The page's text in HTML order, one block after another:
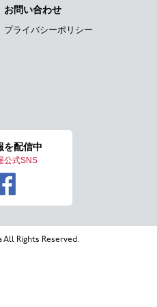
お問い合わせ
プライバシーポリシー
を配信中
公式SNS
All Rights Reserved.